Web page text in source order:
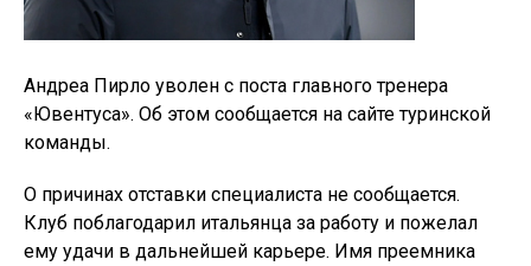
Андреа Пирло уволен с поста главного тренера
«Ювентуса». Об этом сообщается на сайте туринской
команды.
О причинах отставки специалиста не сообщается.
Клуб поблагодарил итальянца за работу и пожелал
ему удачи в дальнейшей карьере. Имя преемника